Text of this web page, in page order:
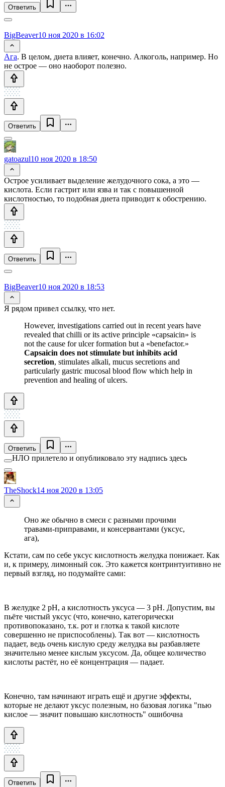
Ответить
BigBeaver10 ноя 2020 в 16:02
Ага. В целом, диета влияет, конечно. Алкоголь, например. Но
не острое — оно наоборот полезно.
Ответить
gatoazul10 ноя 2020 в 18:50
Острое усиливает выделение желудочного сока, а это —
кислота. Если гастрит или язва и так с повышенной
кислотностью, то подобная диета приводит к обострению.
Ответить
BigBeaver10 ноя 2020 в 18:53
Я рядом привел ссылку, что нет.
However, investigations carried out in recent years have
revealed that chilli or its active principle «capsaicin» is
not the cause for ulcer formation but a «benefactor.»
Capsaicin does not stimulate but inhibits acid
secretion, stimulates alkali, mucus secretions and
particularly gastric mucosal blood flow which help in
prevention and healing of ulcers.
Ответить
НЛО прилетело и опубликовало эту надпись здесь
TheShock14 ноя 2020 в 13:05
Оно же обычно в смеси с разными прочими
травами-приправами, и консервантами (уксус,
ага),
Кстати, сам по себе уксус кислотность желудка понижает. Как
и, к примеру, лимонный сок. Это кажется контринтуитивно не
первый взгляд, но подумайте сами:
В желудке 2 pH, а кислотность уксуса — 3 pH. Допустим, вы
пьёте чистый уксус (что, конечно, категорически
противопоказано, т.к. рот и глотка к такой кислоте
совершенно не приспособлены). Так вот — кислотность
падает, ведь очень кислую среду желудка вы разбавляете
значительно менее кислым уксусом. Да, общее количество
кислоты растёт, но её концентрация — падает.
Конечно, там начинают играть ещё и другие эффекты,
которые не делают уксус полезным, но базовая логика "пью
кислое — значит повышаю кислотность" ошибочна
Ответить